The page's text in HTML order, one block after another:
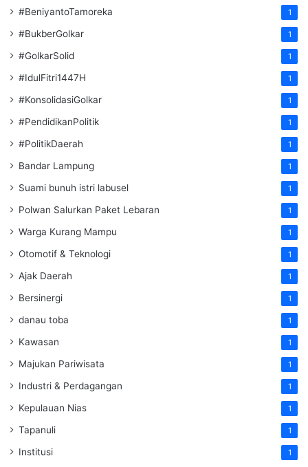
#BeniyantoTamoreka 1
#BukberGolkar 1
#GolkarSolid 1
#IdulFitri1447H 1
#KonsolidasiGolkar 1
#PendidikanPolitik 1
#PolitikDaerah 1
Bandar Lampung 1
Suami bunuh istri labusel 1
Polwan Salurkan Paket Lebaran 1
Warga Kurang Mampu 1
Otomotif & Teknologi 1
Ajak Daerah 1
Bersinergi 1
danau toba 1
Kawasan 1
Majukan Pariwisata 1
Industri & Perdagangan 1
Kepulauan Nias 1
Tapanuli 1
Institusi 1